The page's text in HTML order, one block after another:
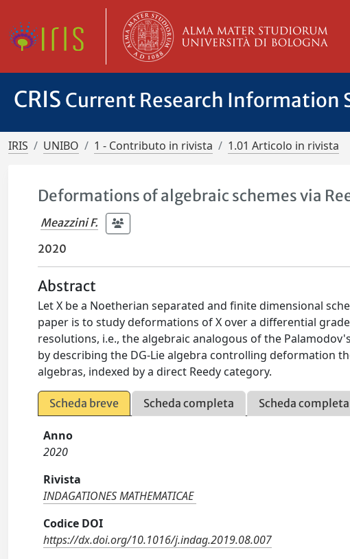
CRIS Current Research Information
IRIS UNIBO 1 - Contributo in rivista 1.01 Articolo in rivista
Deformations of algebraic schemes via
Meazzini F.
2020
Abstract
Let X be a Noetherian separated and finite dimensional
paper is to study deformations of X over a differential
resolutions, i.e., the algebraic analogous of the
by describing the DG-Lie algebra controlling deformation
algebras, indexed by a direct Reedy category.
Scheda breve Scheda completa Scheda
Anno
2020
Rivista
INDAGATIONES MATHEMATICAE
Codice DOI
https://dx.doi.org/10.1016/j.indag.2019.08.007